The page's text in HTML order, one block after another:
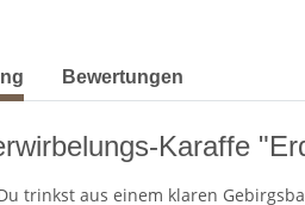
anzeigen
Bewertungen
Karaffe
trinkst aus einem klaren